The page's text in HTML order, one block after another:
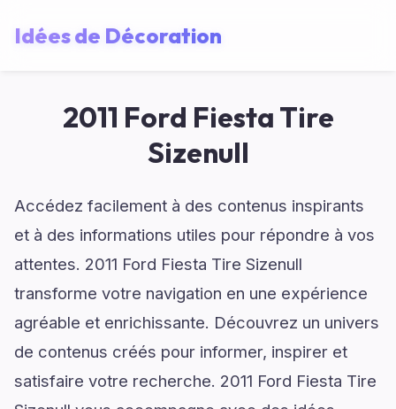
Idées de Décoration
2011 Ford Fiesta Tire
Sizenull
Accédez facilement à des contenus inspirants
et à des informations utiles pour répondre à vos
attentes. 2011 Ford Fiesta Tire Sizenull
transforme votre navigation en une expérience
agréable et enrichissante. Découvrez un univers
de contenus créés pour informer, inspirer et
satisfaire votre recherche. 2011 Ford Fiesta Tire